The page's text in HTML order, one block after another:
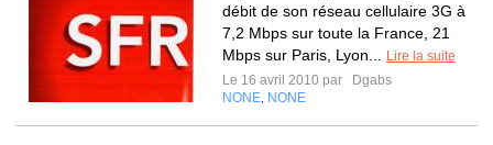
débit de son réseau cellulaire 3G à
7,2 Mbps sur toute la France, 21
Mbps sur Paris, Lyon...
Lire la suite
Le 16 avril 2010 par
Dgabs
NONE NONE